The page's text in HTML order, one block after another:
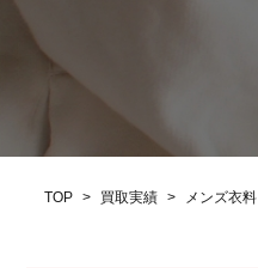
TOP > 買取実績 > メンズ衣料